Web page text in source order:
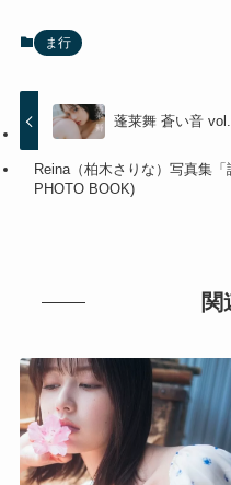
ま行
蓬莱舞 蒼い音
Reina（柏木さりな）写真集
PHOTO BOOK)
関